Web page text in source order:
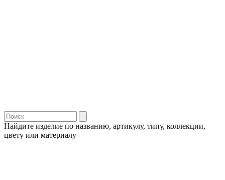
Найдите изделие по названию, артикулу, типу, коллекции,
цвету или материалу